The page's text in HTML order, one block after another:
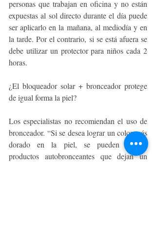
personas que trabajan en oficina y no están
expuestas al sol directo durante el día puede
ser aplicarlo en la mañana, al mediodía y en
la tarde. Por el contrario, si se está afuera se
debe utilizar un protector para niños cada 2
horas.
¿El bloqueador solar + bronceador protege
de igual forma la piel?
Los especialistas no recomiendan el uso de
bronceador. “Si se desea lograr un color más
dorado en la piel, se pueden utilizar
productos autobronceantes que dejan un